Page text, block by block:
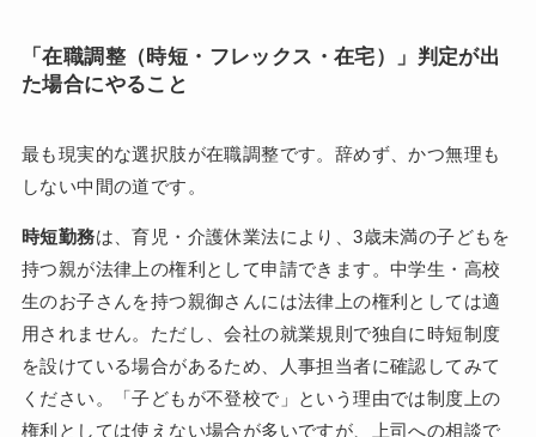
「在職調整（時短・フレックス・在宅）」判定が出
た場合にやること
最も現実的な選択肢が在職調整です。辞めず、かつ無理も
しない中間の道です。
時短勤務は、育児・介護休業法により、3歳未満の子どもを
持つ親が法律上の権利として申請できます。中学生・高校
生のお子さんを持つ親御さんには法律上の権利としては適
用されません。ただし、会社の就業規則で独自に時短制度
を設けている場合があるため、人事担当者に確認してみて
ください。「子どもが不登校で」という理由では制度上の
権利としては使えない場合が多いですが、上司への相談で